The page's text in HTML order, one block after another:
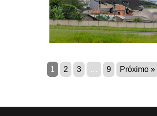
1 2 3 … 9 Próximo »